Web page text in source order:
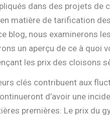
dans des projets de
matière de tarification
blog, nous examinerons
un aperçu de ce à quoi
les prix des cloisons
clés contribuent aux
d’avoir une
premières: Le prix du